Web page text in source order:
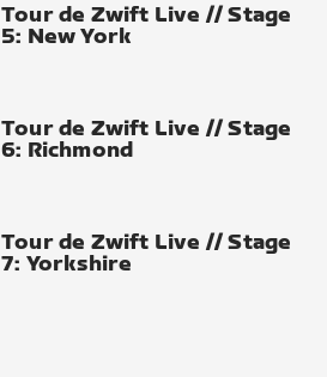
Tour de Zwift Live // Stage
5: New York
Tour de Zwift Live // Stage
6: Richmond
Tour de Zwift Live // Stage
7: Yorkshire